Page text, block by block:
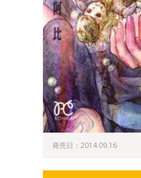
発売日：2014.09.16